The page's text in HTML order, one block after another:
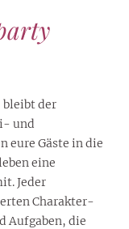
bleibt der
und
eure Gäste in die
eine
Jeder
Charakter-
Aufgaben, die